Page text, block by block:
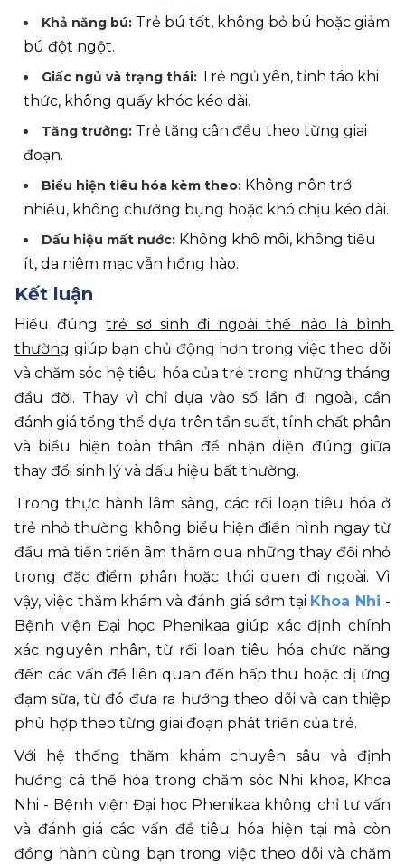
Khả năng bú: Trẻ bú tốt, không bỏ bú hoặc giảm
bú đột ngột.
Giấc ngủ và trạng thái: Trẻ ngủ yên, tỉnh táo khi
thức, không quấy khóc kéo dài.
Tăng trưởng: Trẻ tăng cân đều theo từng giai
đoạn.
Biểu hiện tiêu hóa kèm theo: Không nôn trớ
nhiều, không chướng bụng hoặc khó chịu kéo dài.
Dấu hiệu mất nước: Không khô môi, không tiểu
ít, da niêm mạc vẫn hồng hào.
Kết luận
Hiểu đúng trẻ sơ sinh đi ngoài thế nào là bình
thường giúp bạn chủ động hơn trong việc theo dõi
và chăm sóc hệ tiêu hóa của trẻ trong những tháng
đầu đời. Thay vì chỉ dựa vào số lần đi ngoài, cần
đánh giá tổng thể dựa trên tần suất, tính chất phân
và biểu hiện toàn thân để nhận diện đúng giữa
thay đổi sinh lý và dấu hiệu bất thường.
Trong thực hành lâm sàng, các rối loạn tiêu hóa ở
trẻ nhỏ thường không biểu hiện điển hình ngay từ
đầu mà tiến triển âm thầm qua những thay đổi nhỏ
trong đặc điểm phân hoặc thói quen đi ngoài. Vì
vậy, việc thăm khám và đánh giá sớm tại Khoa Nhi -
Bệnh viện Đại học Phenikaa giúp xác định chính
xác nguyên nhân, từ rối loạn tiêu hóa chức năng
đến các vấn đề liên quan đến hấp thu hoặc dị ứng
đạm sữa, từ đó đưa ra hướng theo dõi và can thiệp
phù hợp theo từng giai đoạn phát triển của trẻ.
Với hệ thống thăm khám chuyên sâu và định
hướng cá thể hóa trong chăm sóc Nhi khoa, Khoa
Nhi - Bệnh viện Đại học Phenikaa không chỉ tư vấn
và đánh giá các vấn đề tiêu hóa hiện tại mà còn
đồng hành cùng bạn trong việc theo dõi và chăm